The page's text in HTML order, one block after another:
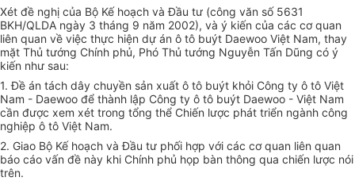
Xét đề nghị của Bộ Kế hoạch và Đầu tư (công văn số 5631
BKH/QLDA ngày 3 tháng 9 năm 2002), và ý kiến của các cơ quan
liên quan về việc thực hiện dự án ô tô buýt Daewoo Việt Nam, thay
mặt Thủ tướng Chính phủ, Phó Thủ tướng Nguyễn Tấn Dũng có ý
kiến như sau:
1. Đề án tách dây chuyền sản xuất ô tô buýt khỏi Công ty ô tô Việt
Nam - Daewoo để thành lập Công ty ô tô buýt Daewoo - Việt Nam
cần được xem xét trong tổng thể Chiến lược phát triển ngành công
nghiệp ô tô Việt Nam.
2. Giao Bộ Kế hoạch và Đầu tư phối hợp với các cơ quan liên quan
báo cáo vấn đề này khi Chính phủ họp bàn thông qua chiến lược nói
trên.